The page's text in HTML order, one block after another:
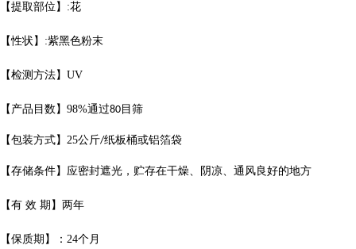
【提取部位】 :花
【性状】 :紫黑色粉末
【检测方法】 UV
【产品目数】 98%通过80 目筛
【包装方式】 25公斤/纸板桶或铝箔袋
【存储条件】应密封遮光，贮存在干燥、阴凉、通风良好的地方
【有 效 期】两年
【保质期】： 24个月